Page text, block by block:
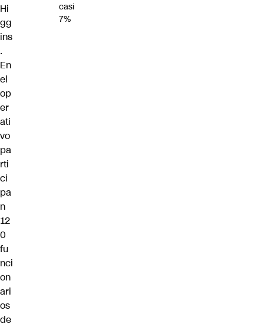
Hi
gg
ins
.
En
el
op
er
ati
vo
pa
rti
ci
pa
n
12
0
fu
nci
on
ari
os
de
casi
7%